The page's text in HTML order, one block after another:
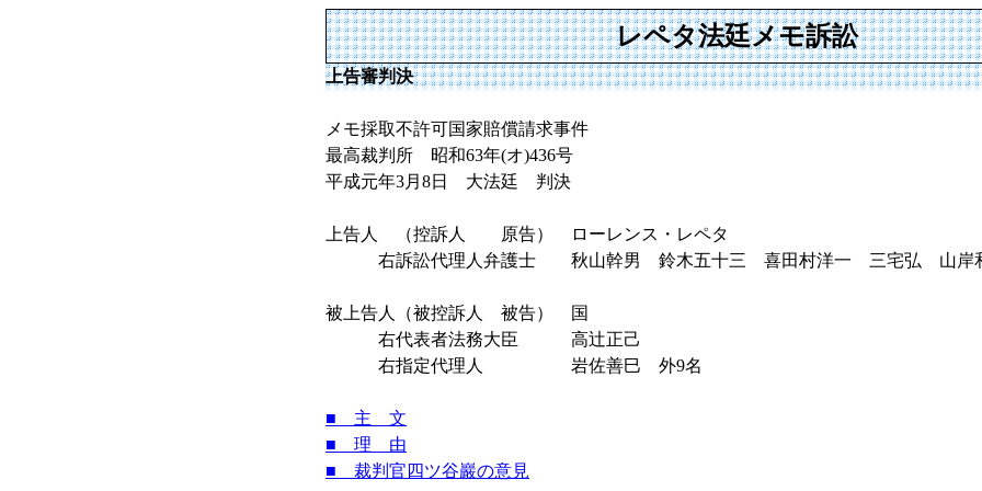
レペタ法廷メモ訴訟
上告審判決
メモ採取不許可国家賠償請求事件
最高裁判所 昭和63年(オ)436号
平成元年3月8日 大法廷 判決
上告人 （控訴人 原告） ローレンス・レペタ
右訴訟代理人弁護士 秋山幹男 鈴木五十三 喜田村洋一 三宅弘 山岸
被上告人（被控訴人 被告） 国
右代表者法務大臣 高辻正己
右指定代理人 岩佐善巳 外9名
■ 主 文
■ 理 由
■ 裁判官四ツ谷巖の意見